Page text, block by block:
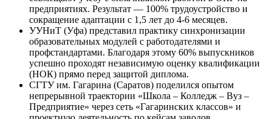
предприятиях. Результат — 100% трудоустройство и
сокращение адаптации с 1,5 лет до 4-6 месяцев.
УУНиТ (Уфа) представил практику синхронизации
образовательных модулей с работодателями и
профстандартами. Благодаря этому 60% выпускников
успешно проходят независимую оценку квалификации
(НОК) прямо перед защитой диплома.
СГТУ им. Гагарина (Саратов) поделился опытом
непрерывной траектории «Школа – Колледж – Вуз –
Предприятие» через сеть «Гагаринских классов» и